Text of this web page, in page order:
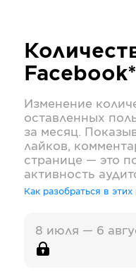
Facebook*
Изменение
оставленных
за месяц.
лайков,
странице — это
активность
Как разобраться в
8 июля — 6